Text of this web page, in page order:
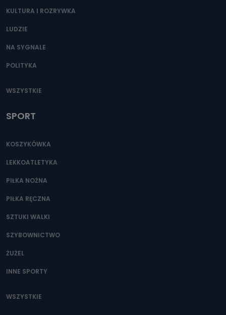
KULTURA I ROZRYWKA
LUDZIE
NA SYGNALE
POLITYKA
WSZYSTKIE
SPORT
KOSZYKÓWKA
LEKKOATLETYKA
PIŁKA NOŻNA
PIŁKA RĘCZNA
SZTUKI WALKI
SZYBOWNICTWO
ŻUŻEL
INNE SPORTY
WSZYSTKIE